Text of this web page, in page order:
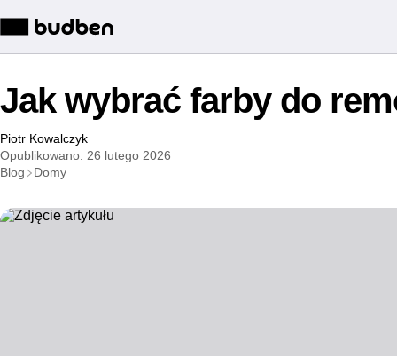
Jak wybrać farby do
Piotr Kowalczyk
Opublikowano: 26 lutego 2026
Blog
Domy